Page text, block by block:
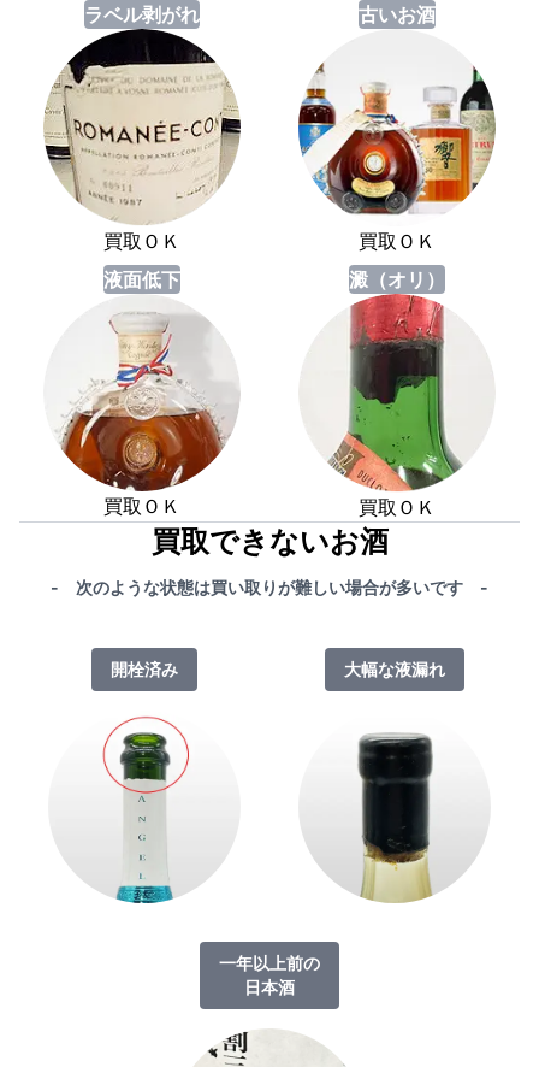
ラベル剥がれ
買取ＯＫ
古いお酒
買取ＯＫ
液面低下
買取ＯＫ
澱（オリ）
買取ＯＫ
買取できないお酒
- 次のような状態は買い取りが難しい場合が多いです -
開栓済み 大幅な液漏れ
一年以上前の
日本酒